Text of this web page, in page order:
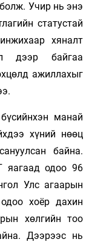
Учир нь энэ
статустай
хяналт
дээр байгаа
ажиллахыг
манай
хүний нөөц
байна.
яагаад одоо 96
Улс агаарын
хоёр дахин
хөлгийн тоо
Дээрээс нь